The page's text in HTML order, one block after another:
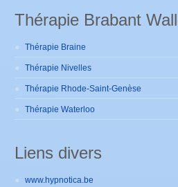
Thérapie Brabant
Thérapie Braine
Thérapie Nivelles
Thérapie Rhode-Saint-Genèse
Thérapie Waterloo
Liens divers
www.hypnotica.be